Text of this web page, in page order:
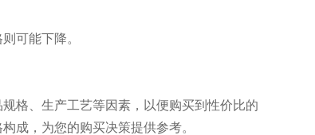
可能下降。
格、生产工艺等因素，以便购买到性价比的
成，为您的购买决策提供参考。